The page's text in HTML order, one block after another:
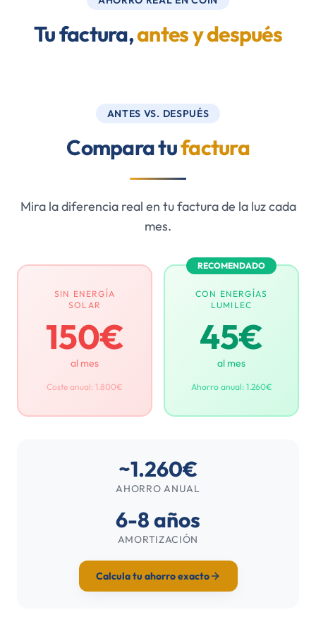
Tu factura,antes y después
ANTES VS. DESPUÉS
Compara tufactura
Mira la diferencia real en tu factura de la luz cada
mes.
SIN ENERGÍA
SOLAR
150€
al mes
Coste anual: 1.800€
RECOMENDADO
CON ENERGÍAS
LUMILEC
45€
al mes
Ahorro anual: 1.260€
~1.260€
AHORRO ANUAL
6-8 años
AMORTIZACIÓN
Calcula tu ahorro exacto